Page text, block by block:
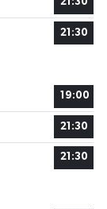
Elazığ
21:30
21:30
19:00
21:30
21:30